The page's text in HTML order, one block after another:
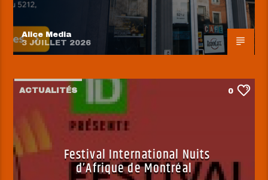
Alice Media
3 JUILLET 2026
ACTUALITÉS 0
Festival International Nuits
d’Afrique de Montréal